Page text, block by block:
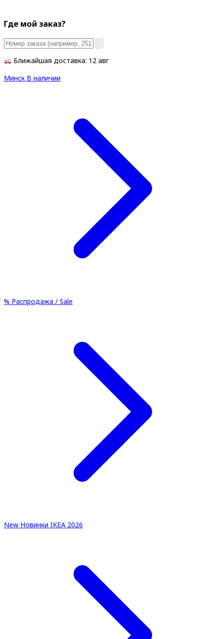
Где мой заказ?
Ближайшая доставка: 12 авг
Минск В наличии
% Распродажа / Sale
New Новинки IKEA 2026